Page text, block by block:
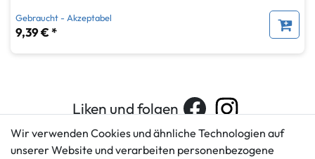
Gebraucht - Akzeptabel
9,39 € *
Liken und folgen
Wir verwenden Cookies und ähnliche Technologien auf
unserer Website und verarbeiten personenbezogene